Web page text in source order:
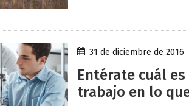
31 de diciembre de 2016
Entérate cuál
trabajo en lo